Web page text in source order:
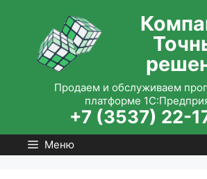
содержимому
Продаем и обслуживаем
платформе
+7 (3537) 22-
Меню